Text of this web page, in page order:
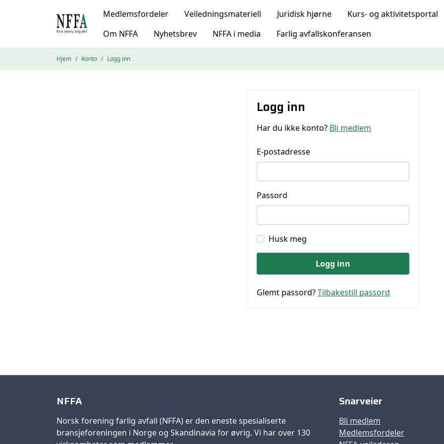
Medlemsfordeler Veiledningsmateriell Juridisk hjørne
Kurs- og aktivitetsportal
Om NFFA
Nyhetsbrev NFFA i media Farlig avfallskonferansen
Hjem Konto Logg inn
Logg inn
Har du ikke konto? Bli medlem
E-postadresse
Passord
Husk meg
Logg inn
Glemt passord?Tilbakestill passord
NFFA
Norsk forening farlig avfall (NFFA) er den eneste spesialiserte
bransjeforeningen i Norge og Skandinavia for øvrig. Vi har over 130
Snarveier
Bli medlem
Medlemsfordeler